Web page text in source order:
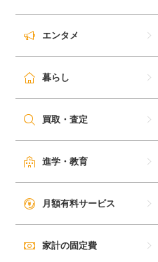
エンタメ
暮らし
買取・査定
進学・教育
月額有料サービス
家計の固定費